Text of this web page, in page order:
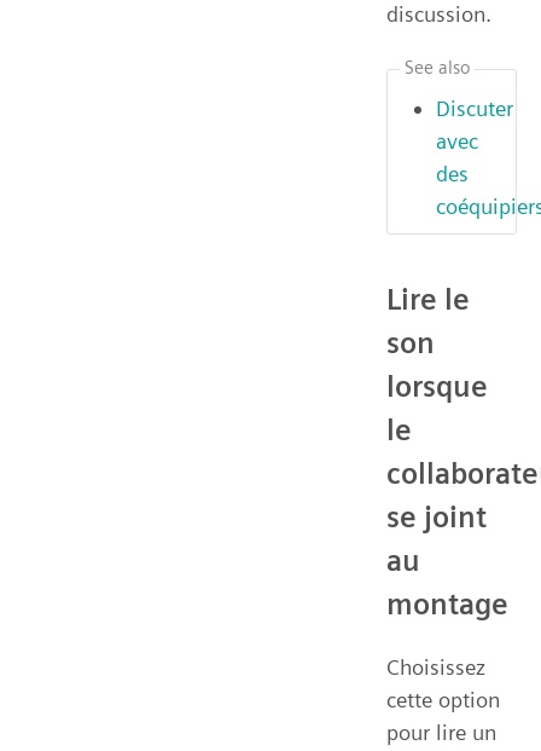
discussion.
Discuter
avec
des
See also
Lire le
son
lorsque
le
se joint
au
montage
Choisissez
cette option
pour lire un